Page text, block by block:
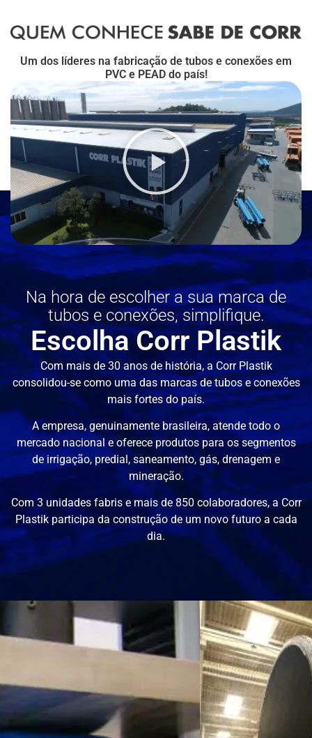
Um dos líderes na fabricação de tubos e conexões em
PVC e PEAD do país!
Na hora de escolher a sua marca de
tubos e conexões, simplifique.
Escolha Corr Plastik
Com mais de 30 anos de história, a Corr Plastik
consolidou-se como uma das marcas de tubos e conexões
mais fortes do país.
A empresa, genuinamente brasileira, atende todo o
mercado nacional e oferece produtos para os segmentos
de irrigação, predial, saneamento, gás, drenagem e
mineração.
Com 3 unidades fabris e mais de 850 colaboradores, a Corr
Plastik participa da construção de um novo futuro a cada
dia.